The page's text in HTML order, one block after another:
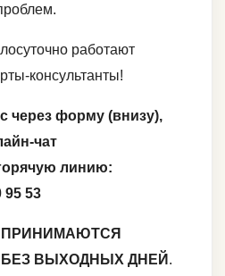
работают
консультанты!
через форму (внизу),
чат
линию:
95 53
ПРИНИМАЮТСЯ
БЕЗ ВЫХОДНЫХ ДНЕЙ .